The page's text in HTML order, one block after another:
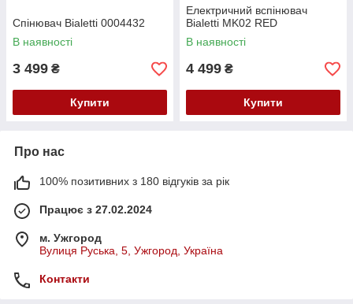
Спінювач Bialetti 0004432
В наявності
3 499 ₴
Купити
Електричний вспінювач
Bialetti MK02 RED
В наявності
4 499 ₴
Купити
Про нас
100% позитивних з 180 відгуків за рік
Працює з 27.02.2024
м. Ужгород
Вулиця Руська, 5, Ужгород, Україна
Контакти